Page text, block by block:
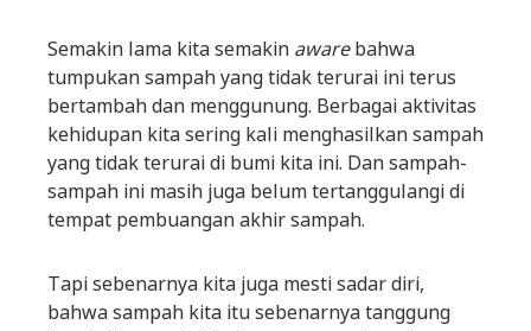
Semakin lama kita semakin awarebahwa
tumpukan sampah yang tidak terurai ini terus
bertambah dan menggunung. Berbagai aktivitas
kehidupan kita sering kali menghasilkan sampah
yang tidak terurai di bumi kita ini. Dan sampah-
sampah ini masih juga belum tertanggulangi di
tempat pembuangan akhir sampah.
Tapi sebenarnya kita juga mesti sadar diri,
bahwa sampah kita itu sebenarnya tanggung